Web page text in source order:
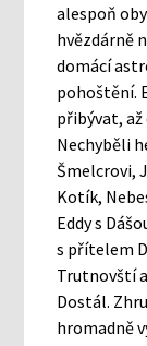
alespoň
hvězdárně
domácí
pohoštění.
přibývat,
Nechyběli
Šmelcrovi,
Kotík,
Eddy s
s přítelem
Trutnovští
Dostál.
hromadně